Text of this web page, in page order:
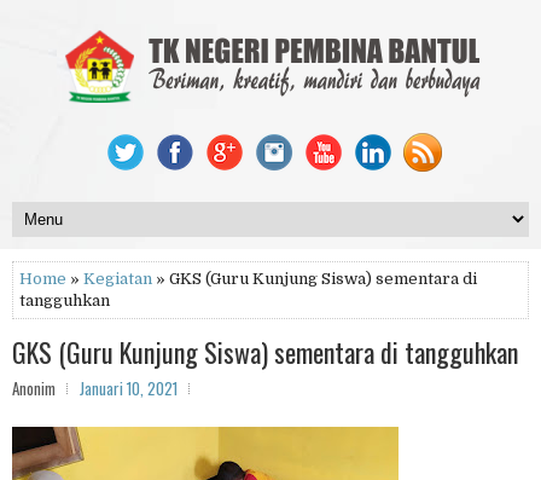
Home » Kegiatan » GKS (Guru Kunjung Siswa) sementara di
tangguhkan
GKS (Guru Kunjung Siswa) sementara di tangguhkan
Anonim Januari 10, 2021